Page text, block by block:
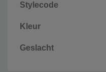
Stylecode
Kleur
Geslacht